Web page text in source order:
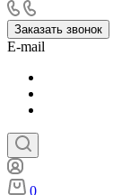
Заказать звонок
E-mail
0